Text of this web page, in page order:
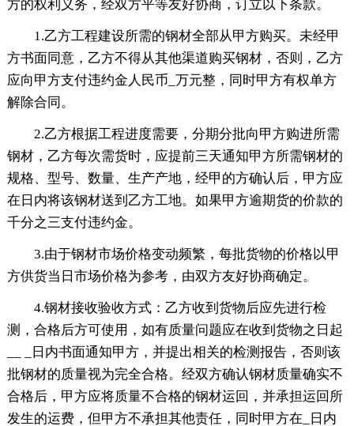
方的权利义务，经双方平等友好协商，订立以下条款。
1.乙方工程建设所需的钢材全部从甲方购买。未经甲
方书面同意，乙方不得从其他渠道购买钢材，否则，乙方
应向甲方支付违约金人民币_万元整，同时甲方有权单方
解除合同。
2.乙方根据工程进度需要，分期分批向甲方购进所需
钢材，乙方每次需货时，应提前三天通知甲方所需钢材的
规格、型号、数量、生产产地，经甲的方确认后，甲方应
在日内将该钢材送到乙方工地。如果甲方逾期货的价款的
千分之三支付违约金。
3.由于钢材市场价格变动频繁，每批货物的价格以甲
方供货当日市场价格为参考，由双方友好协商确定。
4.钢材接收验收方式：乙方收到货物后应先进行检
测，合格后方可使用，如有质量问题应在收到货物之日起
__ _日内书面通知甲方，并提出相关的检测报告，否则该
批钢材的质量视为完全合格。经双方确认钢材质量确实不
合格后，甲方应将质量不合格的钢材运回，并承担运回所
发生的运费，但甲方不承担其他责任，同时甲方在_日内